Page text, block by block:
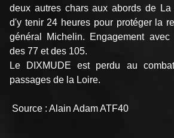
deux autres chars aux abords de La
d'y tenir 24 heures pour protéger la
général Michelin. Engagement
des 77 et des 105.
Le DIXMUDE est perdu au
passages de la Loire.
Source : Alain Adam ATF40